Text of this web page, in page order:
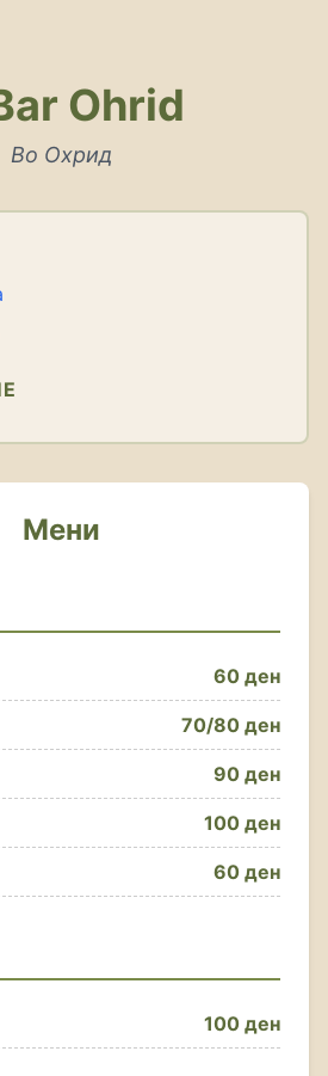
Ohrid
Во Охрид
Мени
60 ден
70/80 ден
90 ден
100 ден
60 ден
100 ден